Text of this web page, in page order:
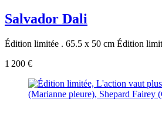
Salvador Dali
Édition limitée . 65.5 x 50 cm Édition
1 200 €